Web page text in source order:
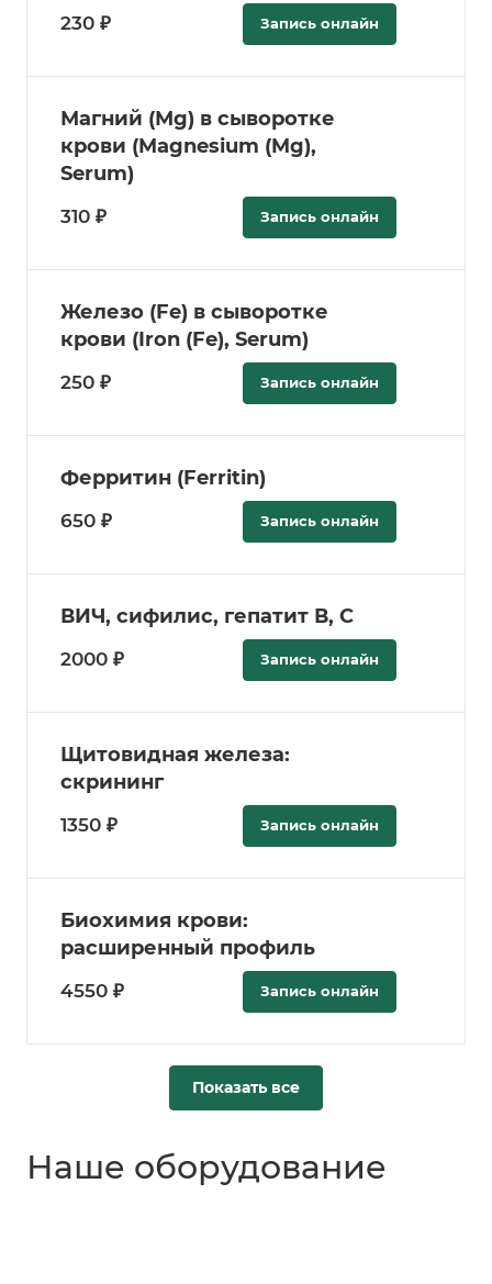
230 ₽ Запись онлайн
Магний (Мg) в сыворотке
крови (Magnesium (Mg),
Serum)
310 ₽ Запись онлайн
Железо (Fe) в сыворотке
крови (Iron (Fe), Serum)
250 ₽ Запись онлайн
Ферритин (Ferritin)
650 ₽ Запись онлайн
ВИЧ, сифилис, гепатит В, С
2000 ₽ Запись онлайн
Щитовидная железа:
скрининг
1350 ₽ Запись онлайн
Биохимия крови:
расширенный профиль
4550 ₽ Запись онлайн
Показать все
Наше оборудование